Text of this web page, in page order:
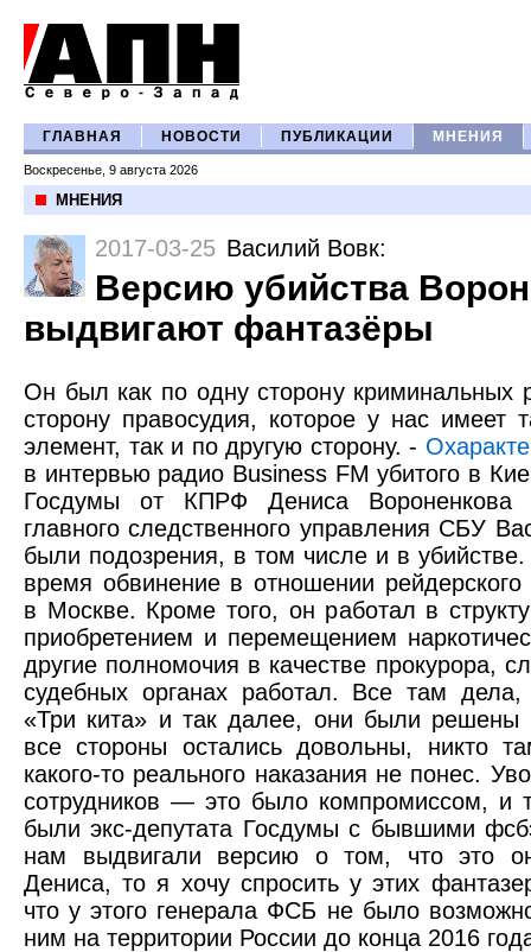
ГЛАВНАЯ НОВОСТИ ПУБЛИКАЦИИ МНЕНИЯ
Воскресенье, 9 августа 2026
МНЕНИЯ
2017-03-25 Василий Вовк:
Версию убийства
выдвигают фантазёры
Он был как по одну сторону криминальных
сторону правосудия, которое у нас имеет
элемент, так и по другую сторону. -
в интервью радио Business FM убитого в
Госдумы от КПРФ Дениса Вороненкова
главного следственного управления СБУ
были подозрения, в том числе и в
время обвинение в отношении
в Москве. Кроме того, он работал в
приобретением и перемещением
другие полномочия в качестве прокурора,
судебных органах работал. Все там дела,
«Три кита» и так далее, они были решены
все стороны остались довольны, никто
какого-то реального наказания не понес.
сотрудников — это было компромиссом, и
были экс-депутата Госдумы с бывшими
нам выдвигали версию о том, что это он
Дениса, то я хочу спросить у этих
что у этого генерала ФСБ не было
ним на территории России до конца 2016